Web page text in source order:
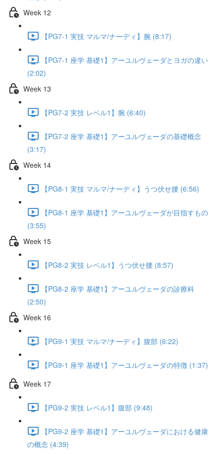
Week 12
【PG7-1 実技 マルマ/ナーディ】腕 (8:17)
【PG7-1 座学 基礎1】アーユルヴェーダとヨガの違い
(2:02)
Week 13
【PG7-2 実技 レベル1】腕 (6:40)
【PG7-2 座学 基礎1】アーユルヴェーダの基礎概念
(3:17)
Week 14
【PG8-1 実技 マルマ/ナーディ】うつ伏せ腰 (6:56)
【PG8-1 座学 基礎1】アーユルヴェーダが目指すもの
(3:55)
Week 15
【PG8-2 実技 レベル1】うつ伏せ腰 (8:57)
【PG8-2 座学 基礎1】アーユルヴェーダの診療科
(2:50)
Week 16
【PG9-1 実技 マルマ/ナーディ】腹部 (6:22)
【PG9-1 座学 基礎1】アーユルヴェーダの特徴 (1:37)
Week 17
【PG9-2 実技 レベル1】腹部 (9:48)
【PG9-2 座学 基礎1】アーユルヴェーダにおける健康
の概念 (4:39)